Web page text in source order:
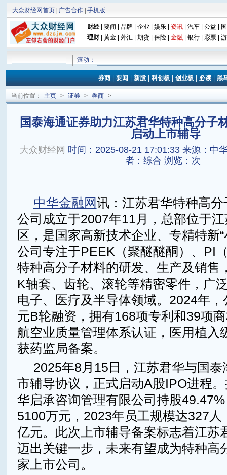
大众财经网首页| 广告合作| 手机版
财经| 要闻 品牌| 企业 娱乐| 资讯| 汽车| 公益
理财| 黄金| 外汇| 期货| 保险| 金融| 银行 彩票|
滚动：
券商|要闻 |新股|科创板|创业板|必读|黑
当前位置： 主页 > 证券 > 券商 >
国泰海通证券助力江苏君华特种高分子
启动上市辅导
大众财经网 时间：2025-08-21 17:01:33 来源：中
者：综合 浏览： 次
中华金融网讯：江苏君华特种高
公司成立于2007年11月，总部位于
区，是国家高新技术企业、专精特新
公司专注于PEEK（聚醚醚酮）、PI
特种高分子材料的研发、生产及销售
K轴套、齿轮、滚轮等精密零件，广
电子、医疗及半导体领域。2024年
元B轮融资，拥有168项专利和39项
航空业质量管理体系认证，医用植入
获药监局备案。
2025年8月15日，江苏君华与国泰
市辅导协议，正式启动A股IPO进程
华启承咨询管理有限公司持股
5100万元，2023年员工规模达327人
亿元。此次上市辅导备案标志着江苏
迈出关键一步，未来有望成为特种高
家上市公司。